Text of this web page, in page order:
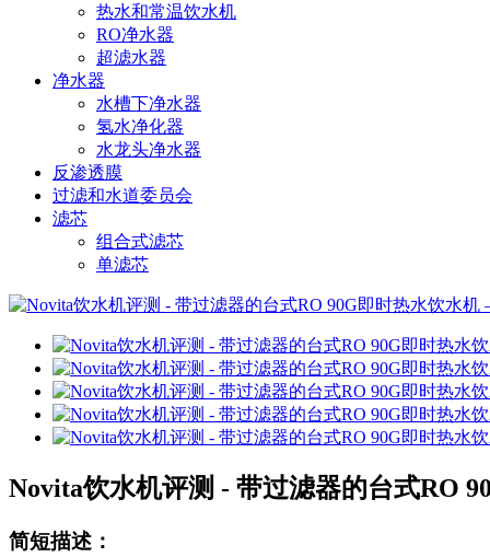
热水和常温饮水机
RO净水器
超滤水器
净水器
水槽下净水器
氢水净化器
水龙头净水器
反渗透膜
过滤和水道委员会
滤芯
组合式滤芯
单滤芯
Novita饮水机评测 - 带过滤器的台式RO
简短描述：